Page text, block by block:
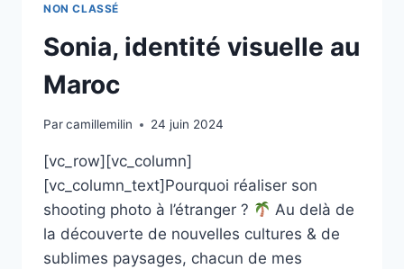
NON CLASSÉ
Sonia, identité visuelle au
Maroc
Parcamillemilin 24 juin 2024
[vc_row][vc_column]
[vc_column_text]Pourquoi réaliser son
shooting photo à l’étranger ?
Au delà de
la découverte de nouvelles cultures & de
sublimes paysages, chacun de mes